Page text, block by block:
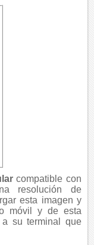
compatible con
resolución de
esta imagen y
móvil y de esta
su terminal que